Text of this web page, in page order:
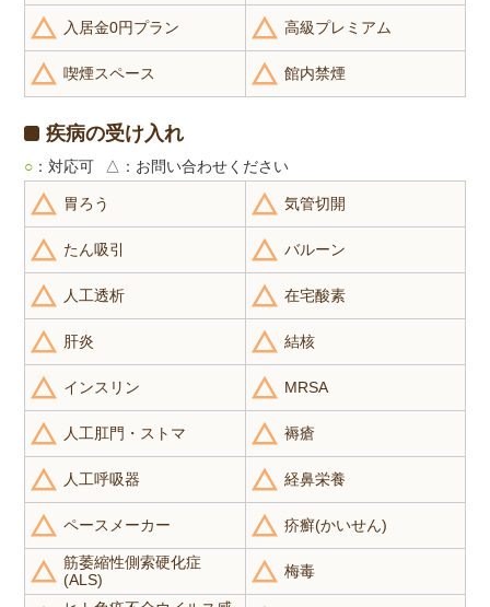
入居金0円プラン 高級プレミアム
喫煙スペース 館内禁煙
疾病の受け入れ
○ ：対応可 △ ：お問い合わせください
胃ろう 気管切開
たん吸引 バルーン
人工透析 在宅酸素
肝炎 結核
インスリン MRSA
人工肛門・ストマ 褥瘡
人工呼吸器 経鼻栄養
ペースメーカー 疥癬(かいせん)
筋萎縮性側索硬化症
(ALS)
梅毒